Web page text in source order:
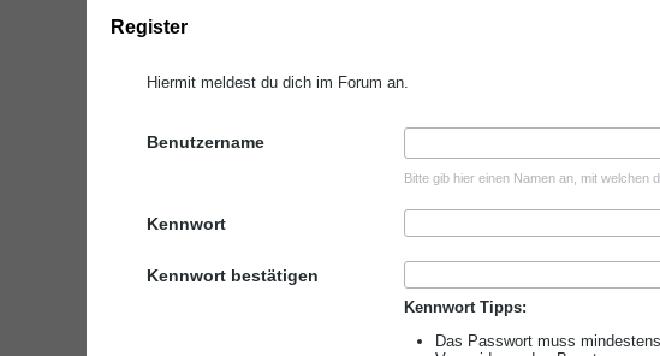
Register
Hiermit meldest du dich im Forum an.
Benutzername
Bitte gib hier einen Namen an, mit welchen
Kennwort
Kennwort bestätigen
Kennwort Tipps:
Das Passwort muss